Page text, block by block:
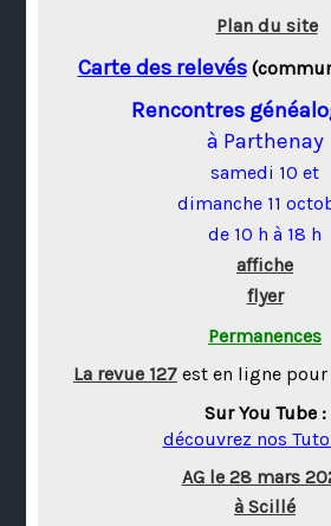
Plan du site
Carte des relevés
Rencontres
à Parthenay
samedi 10 et
dimanche 11
de 10 h à 18 h
affiche
flyer
Permanences
La revue 127 est en ligne pour
Sur You Tube :
découvrez nos
AG le 28 mars
à Scillé